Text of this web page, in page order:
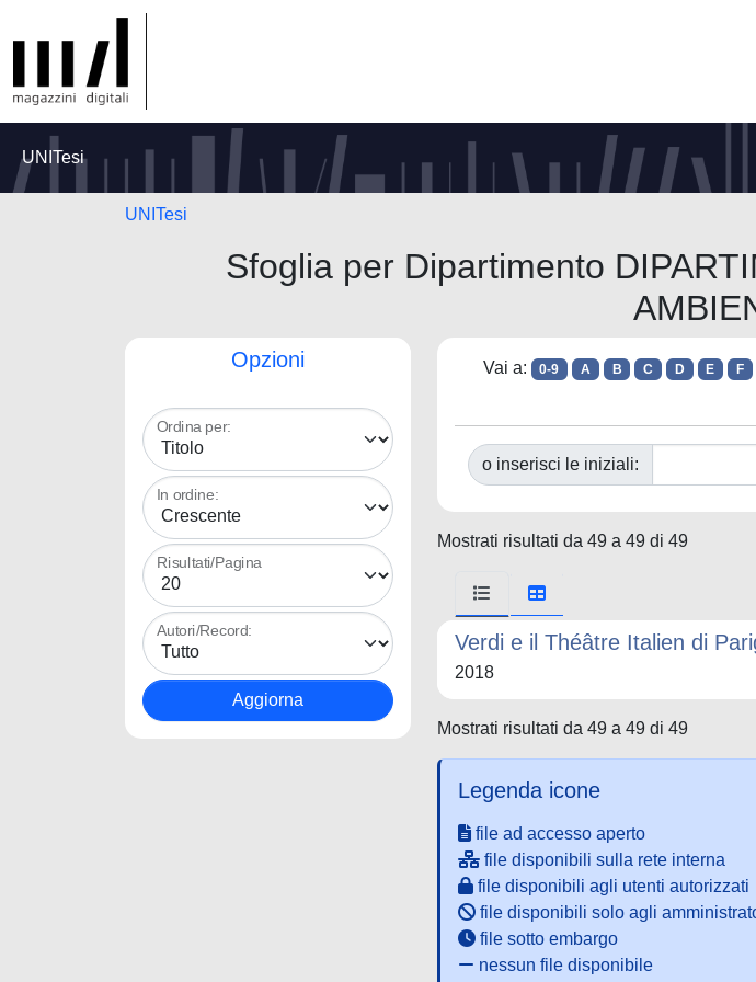
UNITesi
UNITesi
Sfoglia per Dipartimento
Opzioni
Ordina per:
In ordine:
Risultati/Pagina
Autori/Record:
Vai a: 0-9 A B C D E F
o inserisci le iniziali:
Mostrati risultati da 49 a 49 di 49
Verdi e il Théâtre Italien di
2018
Mostrati risultati da 49 a 49 di 49
Legenda icone
file ad accesso aperto
file disponibili sulla rete interna
file disponibili agli utenti autorizzati
file disponibili solo agli
file sotto embargo
nessun file disponibile